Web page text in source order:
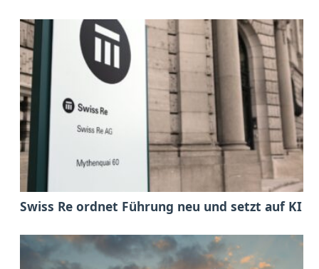
Swiss Re ordnet Führung neu und setzt auf KI